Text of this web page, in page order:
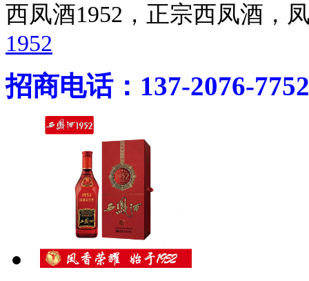
西凤酒1952，正宗西凤酒
1952
招商电话：137-2076-7752